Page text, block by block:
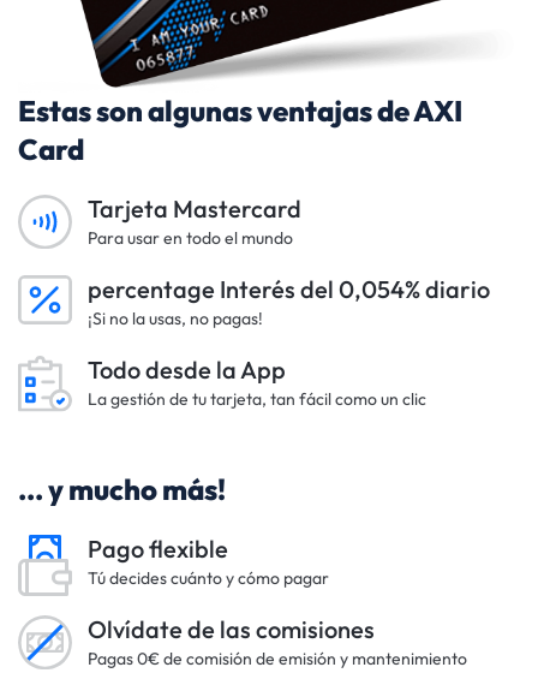
Estas son algunas ventajas de AXI
Card
Tarjeta Mastercard
Para usar en todo el mundo
percentage Interés del 0,054% diario
¡Si no la usas, no pagas!
Todo desde la App
La gestión de tu tarjeta, tan fácil como un clic
... y mucho más!
Pago flexible
Tú decides cuánto y cómo pagar
Olvídate de las comisiones
Pagas 0€ de comisión de emisión y mantenimiento